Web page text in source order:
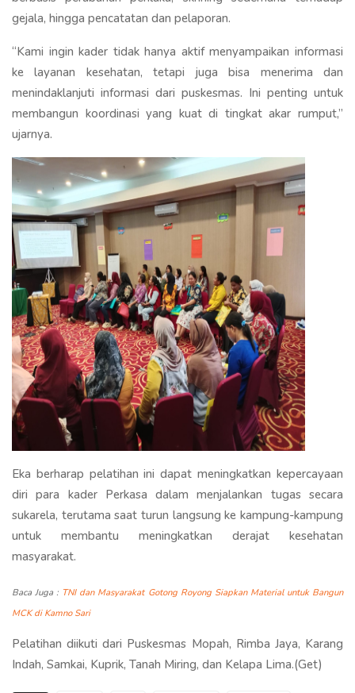
gejala, hingga pencatatan dan pelaporan.
“Kami ingin kader tidak hanya aktif menyampaikan informasi
ke layanan kesehatan, tetapi juga bisa menerima dan
menindaklanjuti informasi dari puskesmas. Ini penting untuk
membangun koordinasi yang kuat di tingkat akar rumput,”
ujarnya.
Eka berharap pelatihan ini dapat meningkatkan kepercayaan
diri para kader Perkasa dalam menjalankan tugas secara
sukarela, terutama saat turun langsung ke kampung-kampung
untuk membantu meningkatkan derajat kesehatan
masyarakat.
Baca Juga : TNI dan Masyarakat Gotong Royong Siapkan Material untuk Bangun
MCK di Kamno Sari
Pelatihan diikuti dari Puskesmas Mopah, Rimba Jaya, Karang
Indah, Samkai, Kuprik, Tanah Miring, dan Kelapa Lima.(Get)